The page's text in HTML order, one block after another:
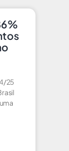
25